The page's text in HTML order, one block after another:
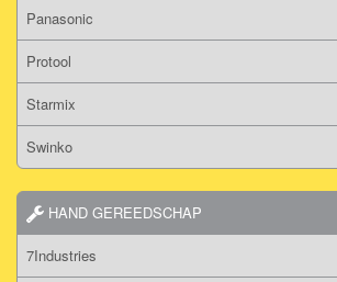
Panasonic
Protool
Starmix
Swinko
HAND GEREEDSCHAP
7Industries